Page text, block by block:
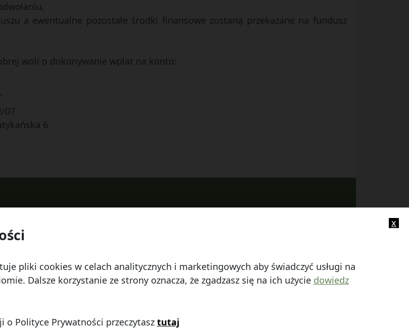
a ewentualne pozostałe środki finansowe zostaną przekazane na fundusz
woli o dokonywanie wpłat na konto:
07
6
x
pliki cookies w celach analitycznych i marketingowych aby świadczyć usługi na
Dalsze korzystanie ze strony oznacza, że zgadzasz się na ich użycie dowiedz
o Polityce Prywatności przeczytasz tutaj